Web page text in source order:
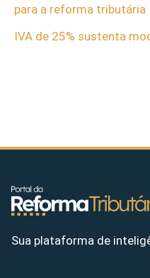
para a reforma tributária
IVA de 25% sustenta
Sua plataforma de